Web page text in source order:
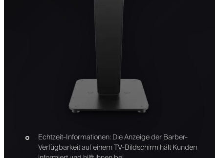
Echtzeit-Informationen: Die Anzeige der Barber-
Verfügbarkeit auf einem TV-Bildschirm hält Kunden